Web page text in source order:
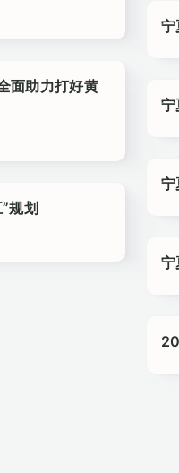
面助力打好黄
规划
宁
宁
宁